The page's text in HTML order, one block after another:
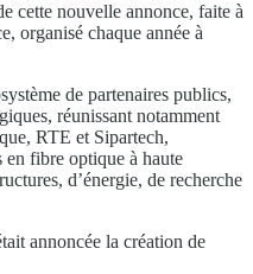
cette nouvelle annonce, faite à
organisé chaque année à
de partenaires publics,
réunissant notamment
RTE et Sipartech,
en fibre optique à haute
d’énergie, de recherche
annoncée la création de